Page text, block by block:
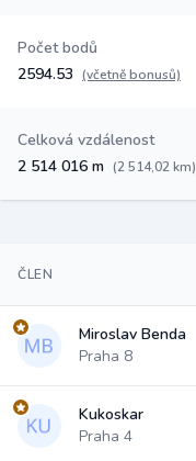
Počet bodů
2594.53 (včetně bonusů)
Celková vzdálenost
2 514 016 m (2 514,02 km)
ČLEN
Miroslav Benda
Praha 8
Kukoskar
Praha 4